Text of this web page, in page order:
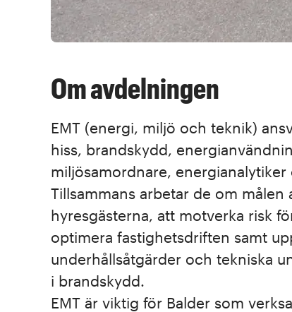
Om avdelningen
EMT (energi, miljö och teknik)
hiss, brandskydd,
miljösamordnare,
Tillsammans arbetar de om
hyresgästerna, att motverka risk
optimera fastighetsdriften samt
underhållsåtgärder och tekniska
i brandskydd.
EMT är viktig för Balder som